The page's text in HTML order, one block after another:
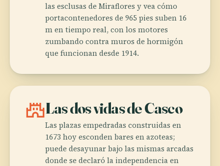
las esclusas de Miraflores y vea cómo
portacontenedores de 965 pies suben 16
m en tiempo real, con los motores
zumbando contra muros de hormigón
que funcionan desde 1914.
castleLas dos vidas de Casco
Las plazas empedradas construidas en
1673 hoy esconden bares en azoteas;
puede desayunar bajo las mismas arcadas
donde se declaró la independencia en